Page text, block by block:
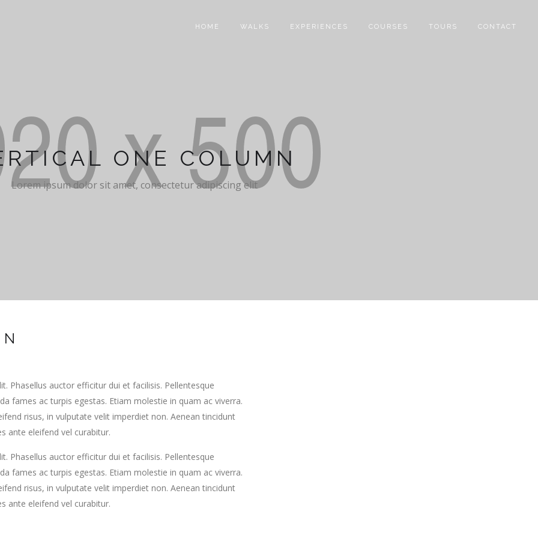
HOME WALKS EXPERIENCES COURSES TOURS CONTACT
ONE COLUMN
Lorem ipsum dolor sit amet, consectetur adipiscing elit
Phasellus auctor efficitur dui et facilisis. Pellentesque
fames ac turpis egestas. Etiam molestie in quam ac viverra.
risus, in vulputate velit imperdiet non. Aenean tincidunt
ante eleifend vel curabitur.
Phasellus auctor efficitur dui et facilisis. Pellentesque
fames ac turpis egestas. Etiam molestie in quam ac viverra.
risus, in vulputate velit imperdiet non. Aenean tincidunt
ante eleifend vel curabitur.